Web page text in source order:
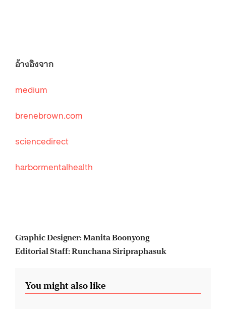
อ้างอิงจาก
medium
brenebrown.com
sciencedirect
harbormentalhealth
Graphic Designer: Manita Boonyong
Editorial Staff: Runchana Siripraphasuk
You might also like